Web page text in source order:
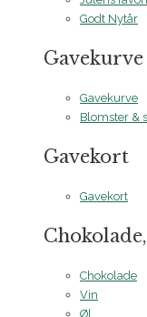
Godt Nytår
Gavekurve
Gavekurve
Blomster &
Gavekort
Gavekort
Chokolade
Vin
Øl